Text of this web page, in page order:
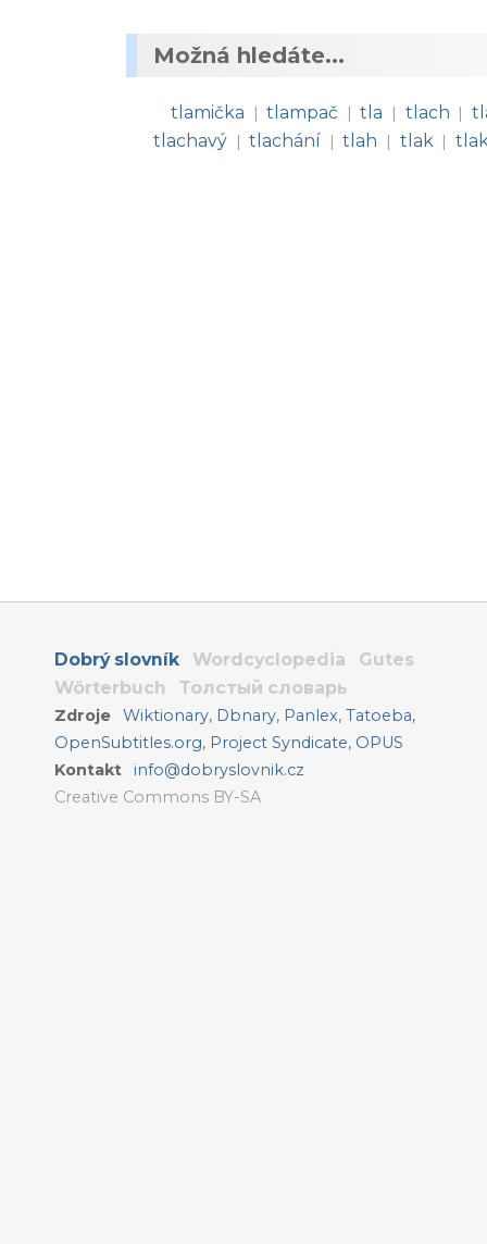
Možná hledáte...
tlamička | tlampač | tla | tlach |
tlachavý | tlachání | tlah | tlak |
Dobrý slovník Wordcyclopedia
Gutes
Wörterbuch
Толстый словарь
Zdroje Wiktionary, Dbnary, Panlex,Tatoeba,
OpenSubtitles.org, Project Syndicate, OPUS
Kontakt
info@dobryslovnik.cz
Creative Commons BY-SA